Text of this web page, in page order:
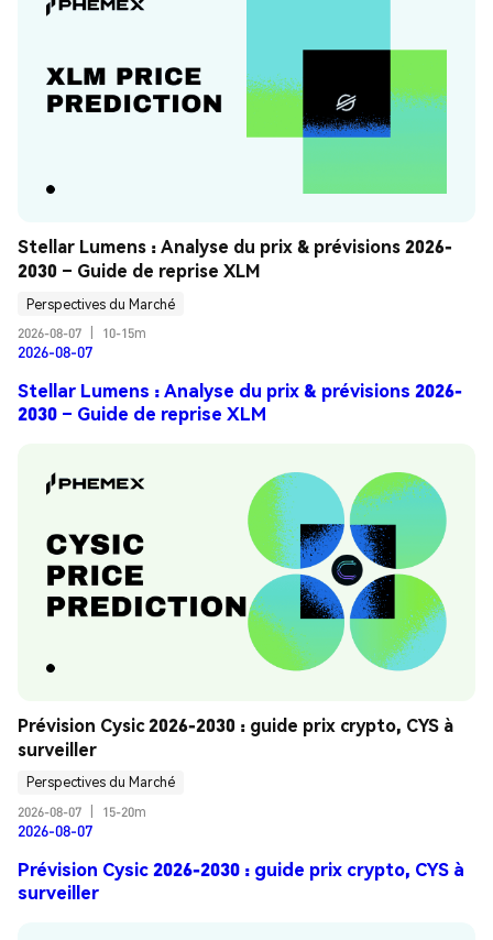
Stellar Lumens : Analyse du prix & prévisions 2026-
2030 – Guide de reprise XLM
Perspectives du Marché
2026-08-07
10-15m
2026-08-07
Stellar Lumens : Analyse du prix & prévisions 2026-
2030 – Guide de reprise XLM
Prévision Cysic 2026-2030 : guide prix crypto, CYS à
surveiller
Perspectives du Marché
2026-08-07
15-20m
2026-08-07
Prévision Cysic 2026-2030 : guide prix crypto, CYS à
surveiller